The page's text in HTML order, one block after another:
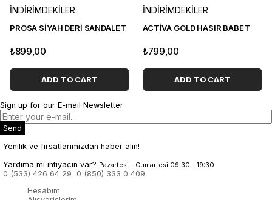
İNDİRİMDEKİLER
PROSA SİYAH DERİ SANDALET
₺899,00
ADD TO CART
İNDİRİMDEKİLER
ACTİVA GOLD HASIR BABET
₺799,00
ADD TO CART
Sign up for our E-mail Newsletter
Send
Yenilik ve fırsatlarımızdan haber alın!
Yardıma mı ihtiyacın var? Pazartesi - Cumartesi 09:30 - 19:30
0 (533) 426 64 29
0 (850) 333 0 409
Hesabım